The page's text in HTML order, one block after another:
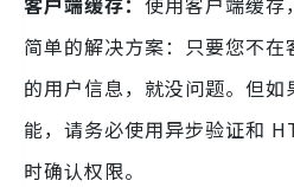
简单的解决方案：只要您不
的用户信息，就没问题。但
能，请务必使用异步验证和
时确认权限。